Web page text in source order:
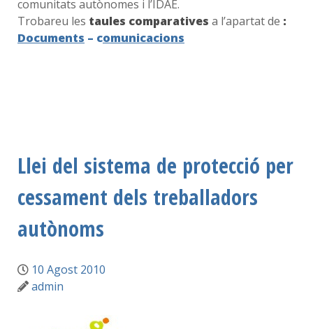
comunitats autònomes i l’IDAE.
Trobareu les taules comparatives a l’apartat de :
Documents – comunicacions
Llei del sistema de protecció per
cessament dels treballadors
autònoms
10 Agost 2010
admin